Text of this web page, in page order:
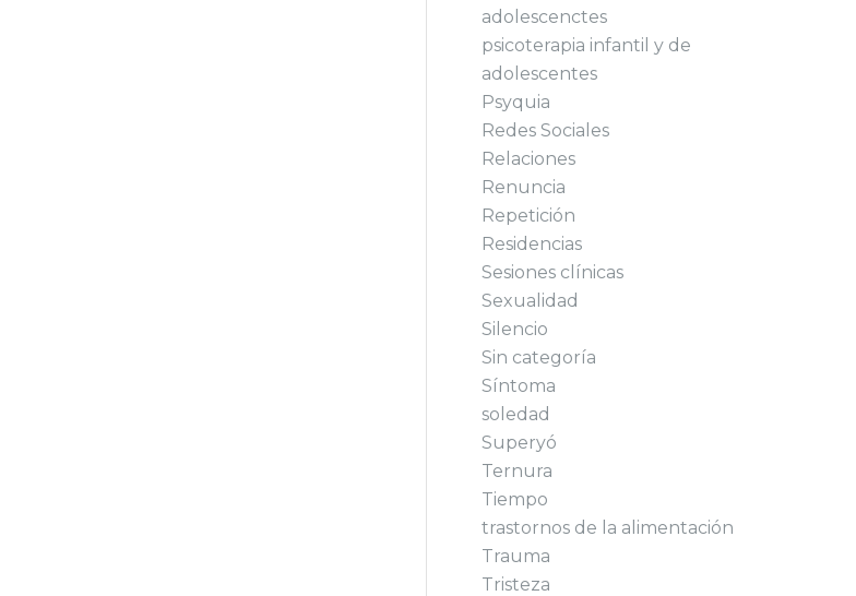
adolescenctes
psicoterapia infantil y de
adolescentes
Psyquia
Redes Sociales
Relaciones
Renuncia
Repetición
Residencias
Sesiones clínicas
Sexualidad
Silencio
Sin categoría
Síntoma
soledad
Superyó
Ternura
Tiempo
trastornos de la alimentación
Trauma
Tristeza